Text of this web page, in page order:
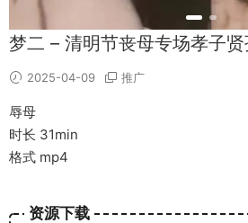
梦二 – 清明节丧母专场孝子
2025-04-09 推广
辱母
时长 31min
格式 mp4
资源下载